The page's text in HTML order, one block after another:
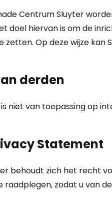
Centrum Sluyter
doel hiervan is om de
Op deze wijze
derden
niet van toepassing op
Statement
behoudt zich het recht
zodat u van